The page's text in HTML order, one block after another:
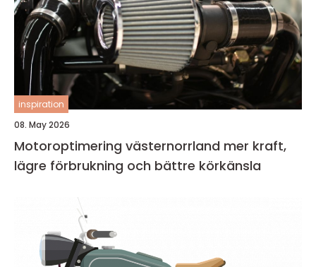
inspiration
08. May 2026
Motoroptimering västernorrland mer kraft,
lägre förbrukning och bättre körkänsla